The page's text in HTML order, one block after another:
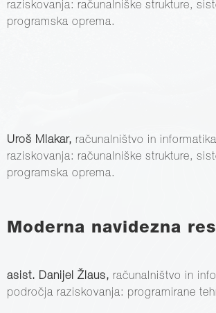
raziskovanja: računalniške strukture,
programska oprema.
Uroš Mlakar, računalništvo in
raziskovanja: računalniške strukture,
programska oprema.
Moderna navidezna
asist. Danijel Žlaus, računalništvo in
področja raziskovanja: programirane